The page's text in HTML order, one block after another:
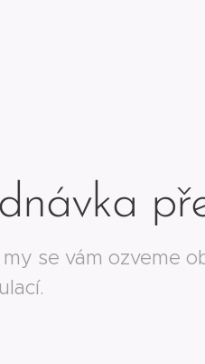
se vám ozveme